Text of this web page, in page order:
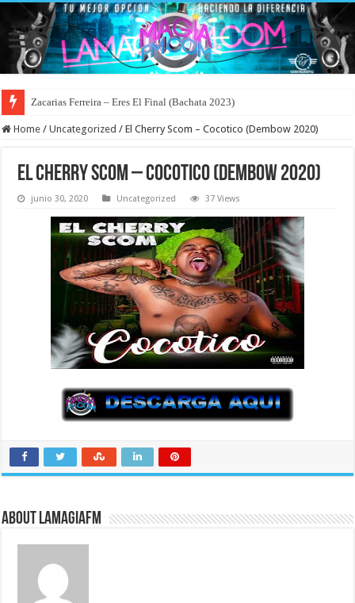
Zacarias Ferreira – Eres El Final (Bachata 2023)
Home / Uncategorized / El Cherry Scom – Cocotico (Dembow 2020)
El Cherry Scom – Cocotico (Dembow 2020)
junio 30, 2020 Uncategorized 37 Views
About LaMagiaFM